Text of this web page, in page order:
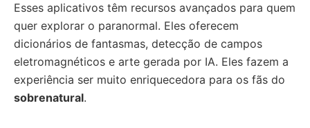
Esses aplicativos têm recursos avançados para quem
quer explorar o paranormal. Eles oferecem
dicionários de fantasmas, detecção de campos
eletromagnéticos e arte gerada por IA. Eles fazem a
experiência ser muito enriquecedora para os fãs do
sobrenatural.